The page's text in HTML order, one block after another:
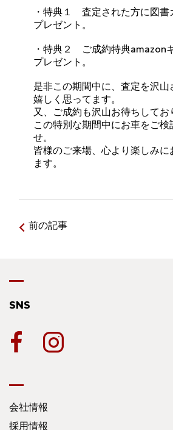
・特典１ 査定された方に図書
プレゼント。
・特典２ ご成約特典amazon
プレゼント。
是非この期間中に、査定を沢山
嬉しく思ってます。
又、ご成約も沢山お待ちしてお
この特別な期間中にお車をご検
せ。
皆様のご来場、心より楽しみに
ます。
前の記事
SNS
会社情報
採用情報